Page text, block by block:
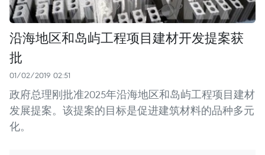
沿海地区和岛屿工程项目建材开发提案获
批
01/02/2019 02:51
政府总理刚批准2025年沿海地区和岛屿工程项目建材
发展提案。该提案的目标是促进建筑材料的品种多元
化。